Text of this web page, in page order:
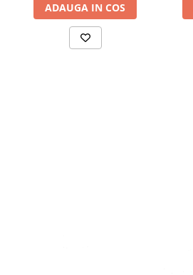
ADAUGA IN COS